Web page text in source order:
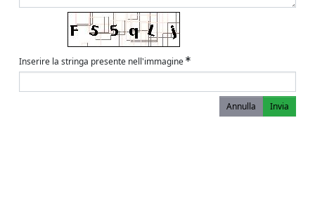
Inserire la stringa presente nell'immagine
Annulla Invia